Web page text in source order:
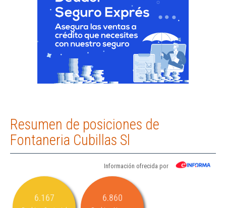
Resumen de posiciones de
Fontaneria Cubillas Sl
Información ofrecida por
6.167 6.860